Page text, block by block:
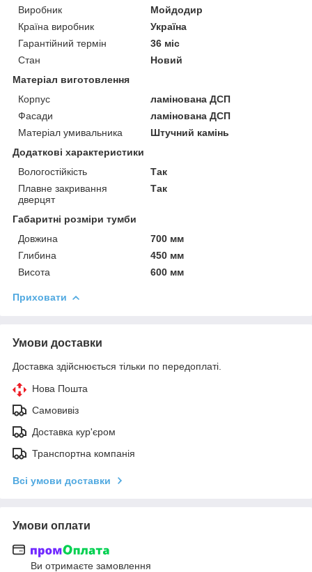
Виробник
Мойдодир
Країна виробник
Україна
Гарантійний термін
36 міс
Стан
Новий
Матеріал виготовлення
Корпус
ламінована ДСП
Фасади
ламінована ДСП
Матеріал умивальника
Штучний камінь
Додаткові характеристики
Вологостійкість
Так
Плавне закривання
дверцят
Так
Габаритні розміри тумби
Довжина
700 мм
Глибина
450 мм
Висота
600 мм
Приховати
Умови доставки
Доставка здійснюється тільки по передоплаті.
Нова Пошта
Самовивіз
Доставка кур'єром
Транспортна компанія
Всі умови доставки
Умови оплати
Ви отримаєте замовлення